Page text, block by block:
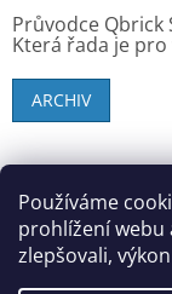
Používáme
prohlížení webu
zlepšovali,
Průvodce Qbrick
Která řada je pro
ARCHIV